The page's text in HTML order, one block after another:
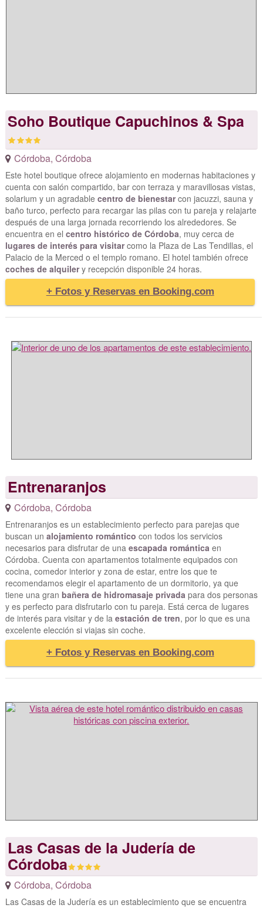
Soho Boutique Capuchinos & Spa
Córdoba, Córdoba
Este hotel boutique ofrece alojamiento en modernas habitaciones y
cuenta con salón compartido, bar con terraza y maravillosas vistas,
solarium y un agradable centro de bienestarcon jacuzzi, sauna y
baño turco, perfecto para recargar las pilas con tu pareja y relajarte
después de una larga jornada recorriendo los alrededores. Se
encuentra en el centro histórico de Córdoba, muy cerca de
lugares de interés para visitarcomo la Plaza de Las Tendillas, el
Palacio de la Merced o el templo romano. El hotel también ofrece
coches de alquilery recepción disponible 24 horas.
+ Fotos y Reservas en Booking.com
Entrenaranjos
Córdoba, Córdoba
Entrenaranjos es un establecimiento perfecto para parejas que
buscan un alojamiento romántico con todos los servicios
necesarios para disfrutar de una escapada romántica en
Córdoba. Cuenta con apartamentos totalmente equipados con
cocina, comedor interior y zona de estar, entre los que te
recomendamos elegir el apartamento de un dormitorio, ya que
tiene una gran bañera de hidromasaje privada para dos personas
y es perfecto para disfrutarlo con tu pareja. Está cerca de lugares
de interés para visitar y de la estación de tren, por lo que es una
excelente elección si viajas sin coche.
+ Fotos y Reservas en Booking.com
Las Casas de la Judería de
Córdoba
Córdoba, Córdoba
Las Casas de la Judería es un establecimiento que se encuentra